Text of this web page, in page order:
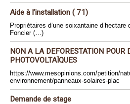
Aide à l’installation ( 71)
Propriétaires d’une soixantaine
Foncier (…)
NON A LA DEFORESTATION POUR
PHOTOVOLTAÏQUES
https://www.mesopinions.com/petition/
environnement/panneaux-solaires-plac
Demande de stage